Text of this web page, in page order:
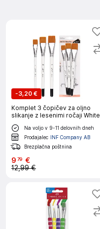
-3,20 €
Komplet 3 čopičev za oljno
slikanje z lesenimi ročaji White
Na voljo v 9-11 delovnih dneh
Prodajalec INF Company AB
Brezplačna poštnina
9 79 €
12,99 €